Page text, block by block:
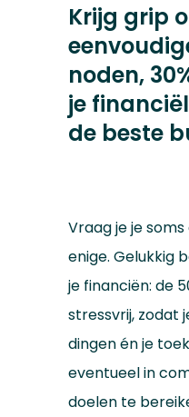
Krijg grip
noden,
je
de beste
Vraag je je
enige. Gelukkig
je financiën: de
stressvrij, zodat
dingen én je
eventueel in
doelen te